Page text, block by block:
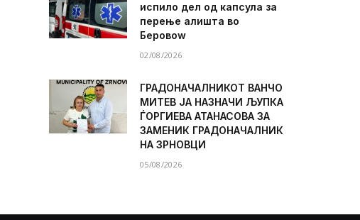
испило дел од капсула за
перење алишта во
Беровоw
02/08/2026
ГРАДОНАЧАЛНИКОТ ВАНЧО
МИТЕВ ЈА НАЗНАЧИ ЉУПКА
ЃОРГИЕВА АТАНАСОВА ЗА
ЗАМЕНИК ГРАДОНАЧАЛНИК
НА ЗРНОВЦИ
05/08/2026